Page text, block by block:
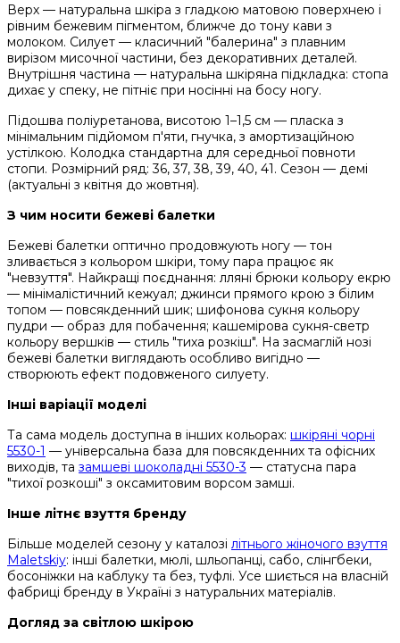
Верх — натуральна шкіра з гладкою матовою поверхнею і
рівним бежевим пігментом, ближче до тону кави з
молоком. Силует — класичний "балерина" з плавним
вирізом мисочної частини, без декоративних деталей.
Внутрішня частина — натуральна шкіряна підкладка: стопа
дихає у спеку, не пітніє при носінні на босу ногу.
Підошва поліуретанова, висотою 1–1,5 см — пласка з
мінімальним підйомом п'яти, гнучка, з амортизаційною
устілкою. Колодка стандартна для середньої повноти
стопи. Розмірний ряд: 36, 37, 38, 39, 40, 41. Сезон — демі
(актуальні з квітня до жовтня).
З чим носити бежеві балетки
Бежеві балетки оптично продовжують ногу — тон
зливається з кольором шкіри, тому пара працює як
"невзуття". Найкращі поєднання: лляні брюки кольору екрю
— мінімалістичний кежуал; джинси прямого крою з білим
топом — повсякденний шик; шифонова сукня кольору
пудри — образ для побачення; кашемірова сукня-светр
кольору вершків — стиль "тиха розкіш". На засмаглій нозі
бежеві балетки виглядають особливо вигідно —
створюють ефект подовженого силуету.
Інші варіації моделі
Та сама модель доступна в інших кольорах: шкіряні чорні
5530-1 — універсальна база для повсякденних та офісних
виходів, та замшеві шоколадні 5530-3 — статусна пара
"тихої розкоші" з оксамитовим ворсом замші.
Інше літнє взуття бренду
Більше моделей сезону у каталозі літнього жіночого взуття
Maletskiy: інші балетки, мюлі, шльопанці, сабо, слінгбеки,
босоніжки на каблуку та без, туфлі. Усе шиється на власній
фабриці бренду в Україні з натуральних матеріалів.
Догляд за світлою шкірою